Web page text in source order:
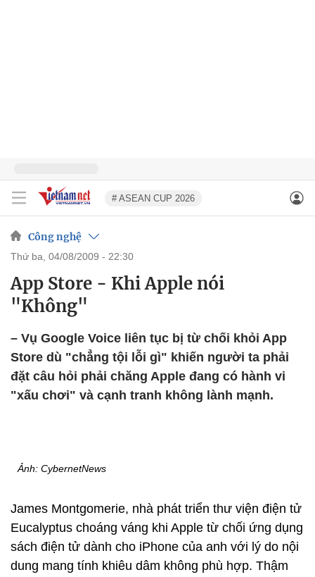
# ASEAN CUP 2026
Công nghệ
thứ ba, 04/08/2009 - 22:30
App Store - Khi Apple nói
"Không"
– Vụ Google Voice liên tục bị từ chối khỏi App
Store dù "chẳng tội lỗi gì" khiến người ta phải
đặt câu hỏi phải chăng Apple đang có hành vi
"xấu chơi" và cạnh tranh không lành mạnh.
Ảnh: CybernetNews
James Montgomerie, nhà phát triển thư viện điện tử
Eucalyptus choáng váng khi Apple từ chối ứng dụng
sách điện tử dành cho iPhone của anh với lý do nội
dung mang tính khiêu dâm không phù hợp. Thậm